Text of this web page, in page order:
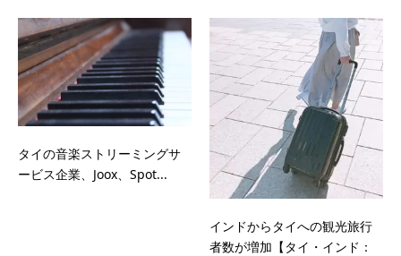
タイの音楽ストリーミングサ
ービス企業、Joox、Spot...
インドからタイへの観光旅行
者数が増加【タイ・インド：